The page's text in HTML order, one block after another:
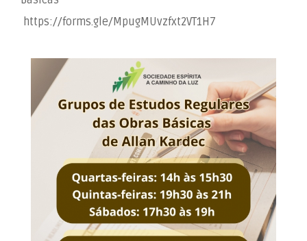
https://forms.gle/MpugMUvzfxt2VT1H7